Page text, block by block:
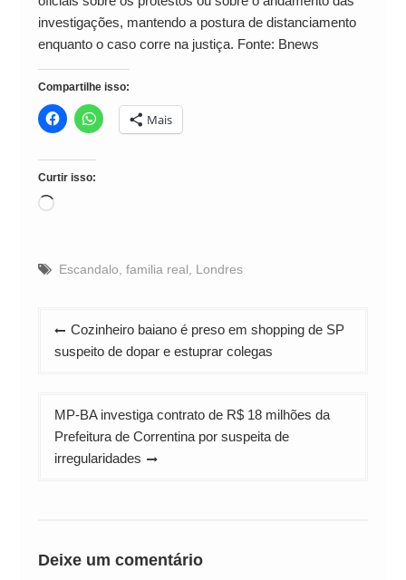
investigações, mantendo a postura de distanciamento
enquanto o caso corre na justiça. Fonte: Bnews
Compartilhe isso:
Mais
Curtir isso:
Carregando...
Escandalo familia real Londres
Navegação
de
Cozinheiro baiano é preso em shopping de SP
suspeito de dopar e estuprar colegas
MP-BA investiga contrato de R$ 18 milhões da
Prefeitura de Correntina por suspeita de
irregularidades
Deixe um comentário